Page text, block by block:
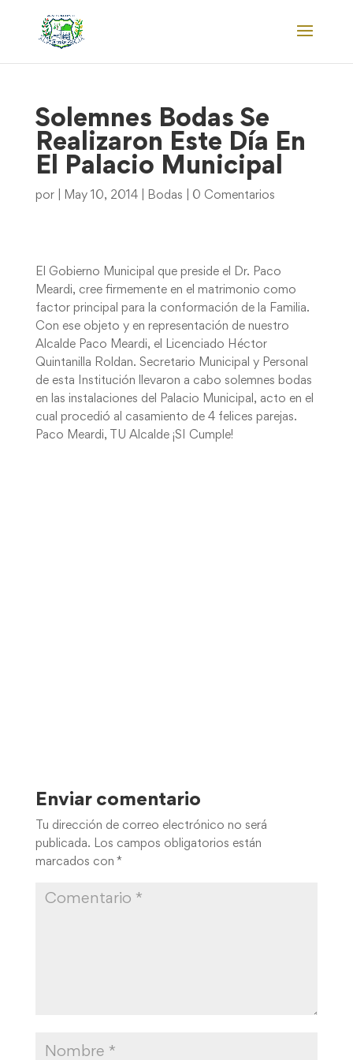
Solemnes Bodas Se
Realizaron Este Día En
El Palacio Municipal
por May 10, 2014| Bodas 0 Comentarios
El Gobierno Municipal que preside el Dr. Paco
Meardi, cree firmemente en el matrimonio como
factor principal para la conformación de la Familia.
Con ese objeto y en representación de nuestro
Alcalde Paco Meardi, el Licenciado Héctor
Quintanilla Roldan. Secretario Municipal y Personal
de esta Institución llevaron a cabo solemnes bodas
en las instalaciones del Palacio Municipal, acto en el
cual procedió al casamiento de 4 felices parejas.
Paco Meardi, TU Alcalde ¡SI Cumple!
Enviar comentario
Tu dirección de correo electrónico no será
publicada. Los campos obligatorios están
marcados con *